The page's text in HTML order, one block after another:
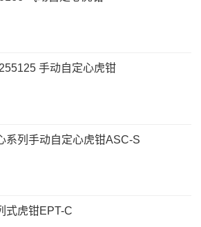
手动自定心虎钳
系列手动自定心虎钳ASC-S
式虎钳EPT-C